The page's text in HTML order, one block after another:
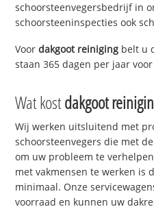
schoorsteenvegersbedrijf in
schoorsteeninspecties ook
Voordakgoot reiniging belt u
staan 365 dagen per jaar
Wat kostdakgoot
Wij werken uitsluitend met
schoorsteenvegers die met
om uw probleem te
met vakmensen te werken is
minimaal. Onze
voorraad en kunnen uw